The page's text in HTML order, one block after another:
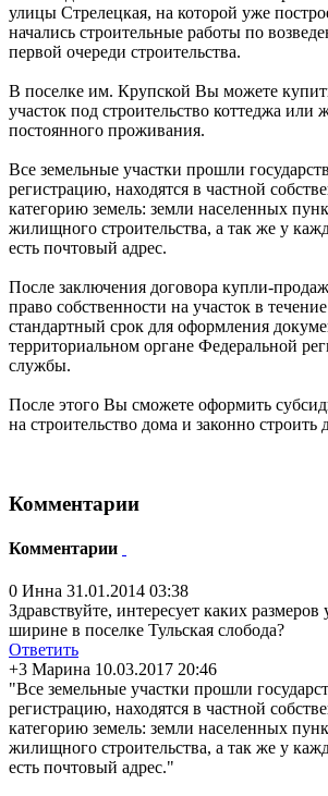
улицы Стрелецкая, на которой уже
начались строительные работы по
первой очереди строительства.
В поселке им. Крупской Вы можете
участок под строительство коттеджа или
постоянного проживания.
Все земельные участки прошли
регистрацию, находятся в частной
категорию земель: земли населенных
жилищного строительства, а так же у
есть почтовый адрес.
После заключения договора купли-
право собственности на участок в
стандартный срок для оформления
территориальном органе Федеральной
службы.
После этого Вы сможете оформить
на строительство дома и законно строить
Комментарии
Комментарии
0 Инна 31.01.2014 03:38
Здравствуйте, интересует каких
ширине в поселке Тульская слобода?
Ответить
+3 Марина 10.03.2017 20:46
"Все земельные участки прошли
регистрацию, находятся в частной
категорию земель: земли населенных
жилищного строительства, а так же у
есть почтовый адрес."